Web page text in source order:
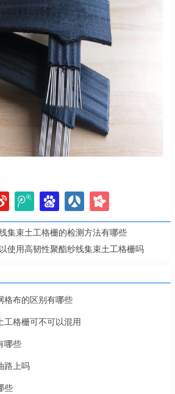
集束土工格栅的检测方法有哪些
使用高韧性聚酯纱线集束土工格栅吗
格布的区别有哪些
工格栅可不可以混用
哪些
路上吗
些